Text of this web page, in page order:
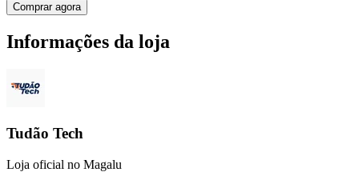
Comprar agora
Informações da loja
Tudão Tech
Loja oficial no Magalu